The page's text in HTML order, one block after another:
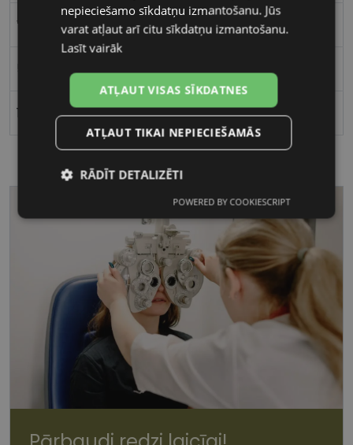
Vīriešiem
17
nepieciešamo sīkdatņu izmantošanu. Jūs
varat atļaut arī citu sīkdatņu izmantošanu.
Lasīt vairāk
ATĻAUT VISAS SĪKDATNES
ATĻAUT TIKAI NEPIECIEŠAMĀS
RĀDĪT DETALIZĒTI
sīkdatnes
Statistikas
sīkdatnes
Mārketinga
sīkdatnes
Funkcionālās
sīkdatnes
POWERED BY COOKIESCRIPT